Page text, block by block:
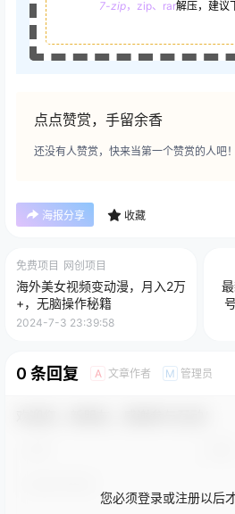
7-zip，zip、rar解压，建议
点点赞赏，手留余香
还没有人赞赏，快来当第一个赞赏的人吧！
海报分享 收藏
免费项目 网创项目
海外美女视频变动漫，月入2万
+，无脑操作秘籍
2024-7-3 23:39:58
0 条回复 A 文章作者 M 管理员
您必须登录或注册以后